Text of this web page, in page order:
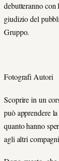
debutteranno
giudizio del
Gruppo.
Fotografi Autori
Scoprire in un
può apprendere
quanto hanno
agli altri